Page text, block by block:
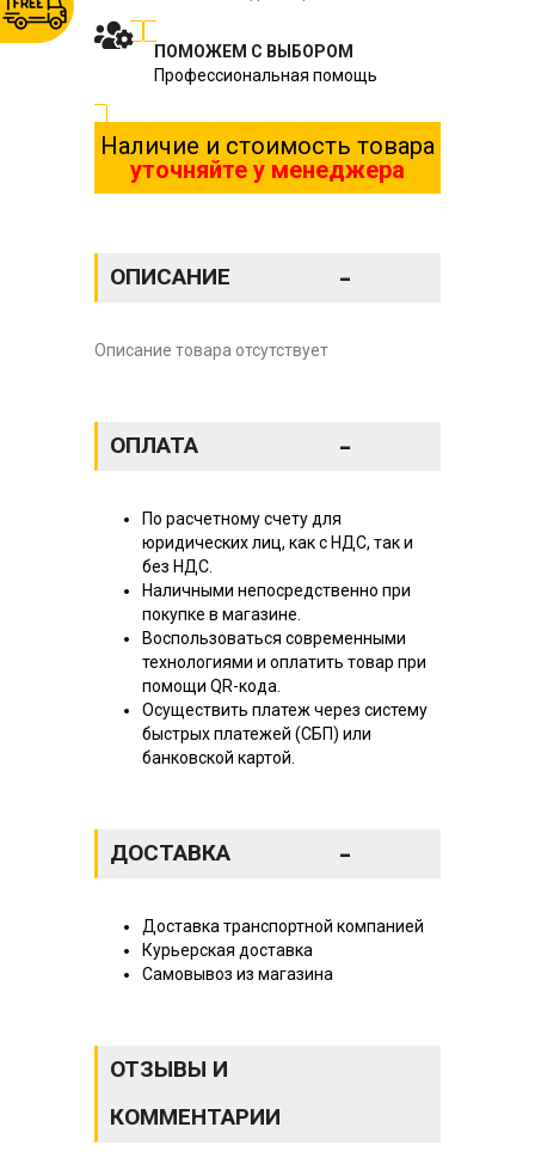
ПОМОЖЕМ С ВЫБОРОМ
Профессиональная помощь
Наличие и стоимость товара
уточняйте у менеджера
ОПИСАНИЕ -
Описание товара отсутствует
ОПЛАТА -
По расчетному счету для
юридических лиц, как с НДС, так и
без НДС.
Наличными непосредственно при
покупке в магазине.
Воспользоваться современными
технологиями и оплатить товар при
помощи QR-кода.
Осуществить платеж через систему
быстрых платежей (СБП) или
банковской картой.
ДОСТАВКА -
Доставка транспортной компанией
Курьерская доставка
Самовывоз из магазина
ОТЗЫВЫ И
КОММЕНТАРИИ